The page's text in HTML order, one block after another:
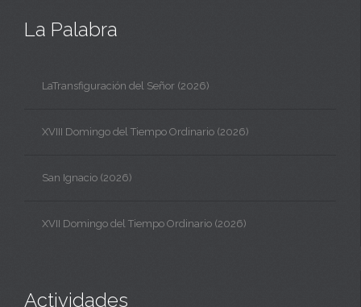
La Palabra
LaTransfiguración del Señor (2026)
XVIII Domingo del Tiempo Ordinario (2026)
San Ignacio (2026)
XVII Domingo del Tiempo Ordinario (2026)
Actividades